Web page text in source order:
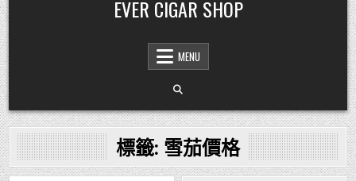
to
content
EVER CIGAR SHOP
MENU
標籤: 雪茄價格